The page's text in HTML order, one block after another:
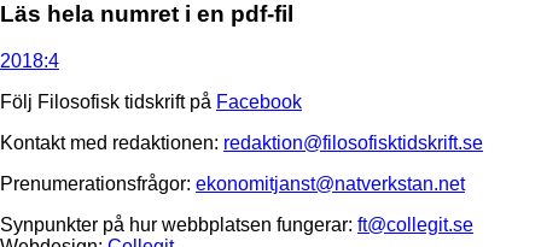
Läs hela numret i en pdf-fil
2018:4
Följ Filosofisk tidskrift på Facebook
Kontakt med redaktionen: redaktion@filosofisktidskrift.se
Prenumerationsfrågor: ekonomitjanst@natverkstan.net
Synpunkter på hur webbplatsen fungerar: ft@collegit.se